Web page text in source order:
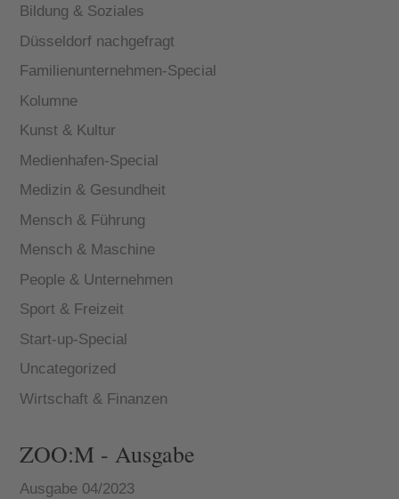
Bildung & Soziales
Düsseldorf nachgefragt
Familienunternehmen-Special
Kolumne
Kunst & Kultur
Medienhafen-Special
Medizin & Gesundheit
Mensch & Führung
Mensch & Maschine
People & Unternehmen
Sport & Freizeit
Start-up-Special
Uncategorized
Wirtschaft & Finanzen
ZOO:M - Ausgabe
Ausgabe 04/2023